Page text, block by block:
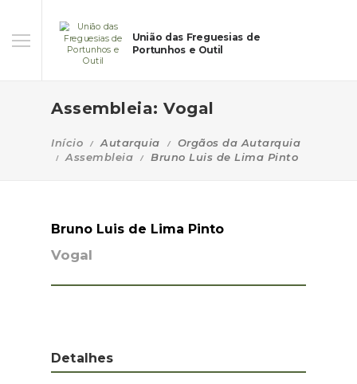
União das Freguesias de
Portunhos e Outil
Assembleia: Vogal
Início Autarquia
Orgãos da Autarquia
Assembleia
Bruno Luis de Lima Pinto
Bruno Luis de Lima Pinto
Vogal
Detalhes